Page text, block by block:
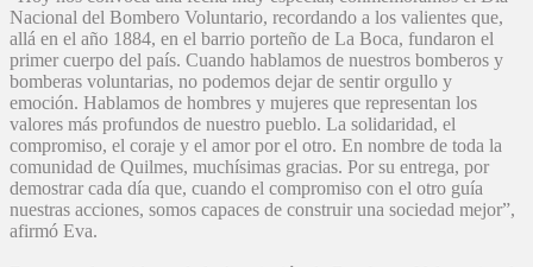
Nacional del Bombero Voluntario, recordando a los valientes que,
allá en el año 1884, en el barrio porteño de La Boca, fundaron el
primer cuerpo del país. Cuando hablamos de nuestros bomberos y
bomberas voluntarias, no podemos dejar de sentir orgullo y
emoción. Hablamos de hombres y mujeres que representan los
valores más profundos de nuestro pueblo. La solidaridad, el
compromiso, el coraje y el amor por el otro. En nombre de toda la
comunidad de Quilmes, muchísimas gracias. Por su entrega, por
demostrar cada día que, cuando el compromiso con el otro guía
nuestras acciones, somos capaces de construir una sociedad mejor”,
afirmó Eva.